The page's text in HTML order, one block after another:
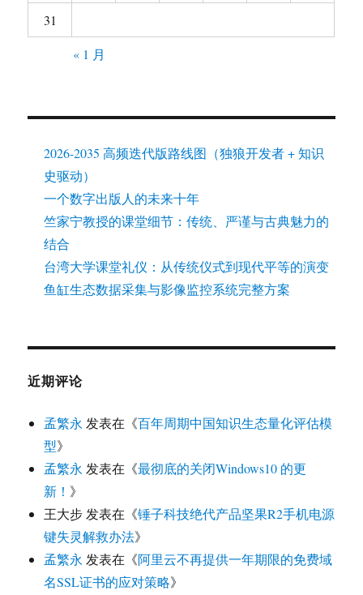
31
« 1 月
2026-2035 高频迭代版路线图（独狼开发者 + 知识
史驱动）
一个数字出版人的未来十年
竺家宁教授的课堂细节：传统、严谨与古典魅力的
结合
台湾大学课堂礼仪：从传统仪式到现代平等的演变
鱼缸生态数据采集与影像监控系统完整方案
近期评论
孟繁永 发表在《百年周期中国知识生态量化评估模
型》
孟繁永 发表在《最彻底的关闭Windows10 的更
新！ 》
王大步 发表在《锤子科技绝代产品坚果R2手机电源
键失灵解救办法》
孟繁永 发表在《阿里云不再提供一年期限的免费域
名SSL证书的应对策略》